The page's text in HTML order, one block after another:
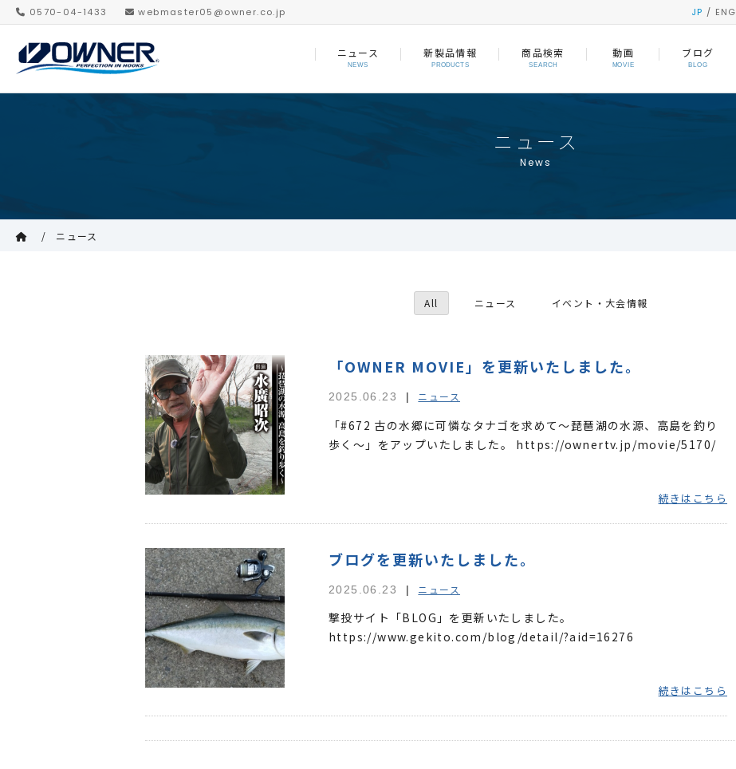
0570-04-1433 webmaster05@owner.co.jp JP /
ニュース
NEWS
新製品情報
PRODUCTS
商品検索
SEARCH
動画
MOVIE
ブログ
BLOG
ニュース
News
ニュース
All ニュース イベント・大会情報
「OWNER MOVIE」を更新いたしました。
2025.06.23 ニュース
「#672 古の水郷に可憐なタナゴを求めて～琵琶湖の水源、高島を釣り
歩く～」をアップいたしました。 https://ownertv.jp/movie/5170/
続きはこちら
ブログを更新いたしました。
2025.06.23 ニュース
撃投サイト「BLOG」を更新いたしました。
https://www.gekito.com/blog/detail/?aid=16276
続きはこちら